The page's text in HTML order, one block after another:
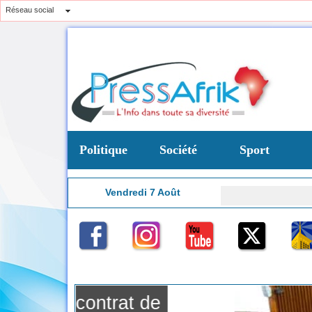
Réseau social
Politique Société Sport
Vendredi 7 Août
de